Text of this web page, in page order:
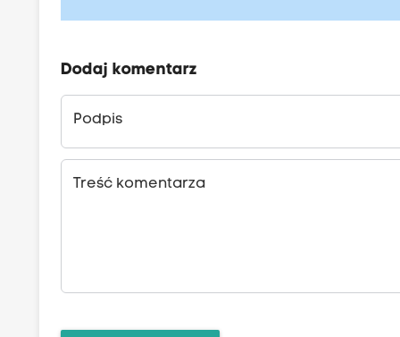
Dodaj komentarz
Podpis
Treść komentarza